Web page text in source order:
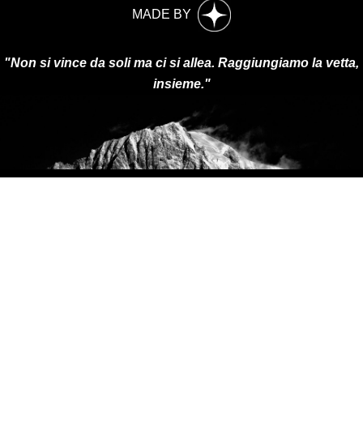
MADE BY
"Non si vince da soli ma ci si allea. Raggiungiamo la vetta,
insieme."